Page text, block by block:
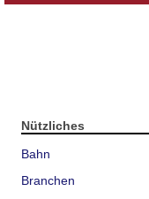
Nützliches
Bahn
Branchen